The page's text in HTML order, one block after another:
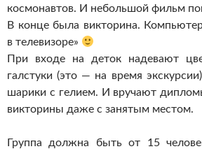
космонавтов. И небольшой фильм
В конце была викторина.
в телевизоре»
При входе на деток надевают
галстуки (это — на время
шарики с гелием. И вручают
викторины даже с занятым местом.
Группа должна быть от 15